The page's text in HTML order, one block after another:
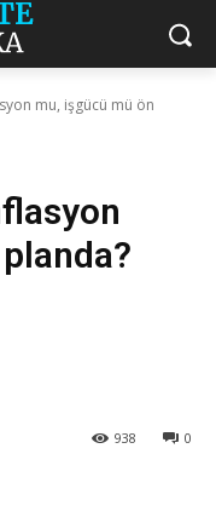
mu, işgücü mü ön
0
938